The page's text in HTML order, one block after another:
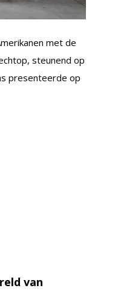
met de
steunend op
presenteerde op
van